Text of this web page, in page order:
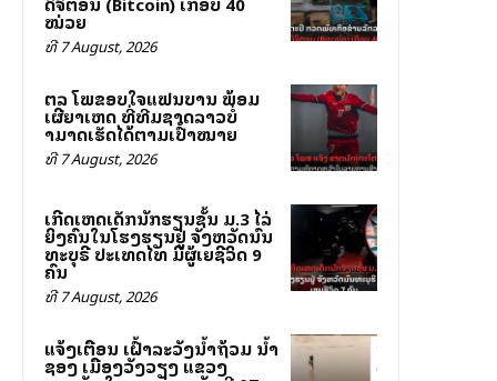
ໝ່ວຍ
ທີ 7 August, 2026
ສຕລ ໂພສຂອບໃຈແຟນບານ ພ້ອມ
ເຜີຍສາເຫດ ທີ່ທີມຊາດລາວບໍ່
ສາມາດເຮັດໄດ້ຕາມເປົ້າໝາຍ
ທີ 7 August, 2026
ເກີດເຫດເດັກນັກຮຽນຊັ້ນ ມ.3 ໄລ່
ຍິງຄົນໃນໂຮງຮຽນຢູ່ ຈັງຫວັດນົນ
ທະບຸຣີ ປະເທດໄທ ມີຜູ້ເສຍຊີວິດ 9
ຄົນ
ທີ 7 August, 2026
ແຈ້ງເຕືອນ ເຝົ້າລະວັງນ້ຳຖ້ວມ ນ້ຳ
ຊອງ ເມືອງວັງວຽງ ແຂວງ